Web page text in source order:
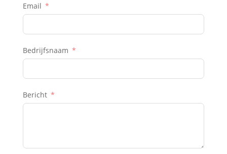
Email
Bedrijfsnaam
Bericht